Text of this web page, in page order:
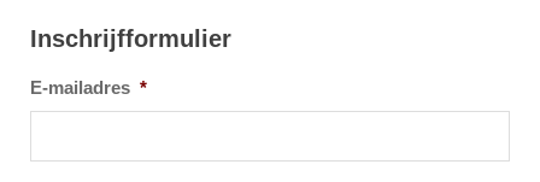
Inschrijfformulier
E-mailadres *